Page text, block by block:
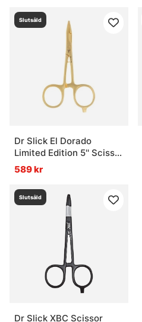
Slutsåld
Dr Slick El Dorado
Limited Edition 5'' Scissor
Clamp
589 kr
Slutsåld
Dr Slick XBC Scissor